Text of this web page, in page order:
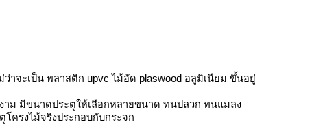
าจะเป็น พลาสติก upvc ไม้อัด plaswood อลูมิเนียม ขึ้นอยู่
ม มีขนาดประตูให้เลือกหลายขนาด ทนปลวก ทนแมลง
ครงไม้จริงประกอบกับกระจก